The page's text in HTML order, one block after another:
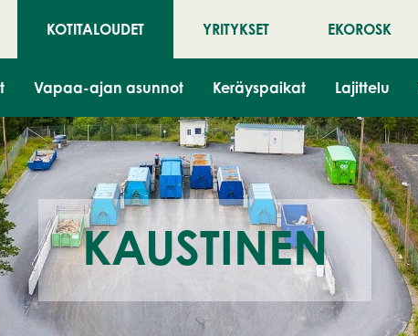
KOTITALOUDET YRITYKSET EKOROSK
Vapaa-ajan asunnot Keräyspaikat Lajittelu
KAUSTINEN